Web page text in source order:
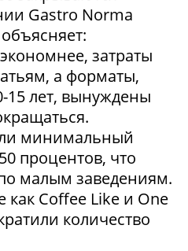
Gastro Norma
затраты
а форматы,
лет, вынуждены
минимальный
процентов, что
малым заведениям.
как Coffee Like и One
количество